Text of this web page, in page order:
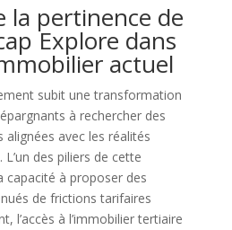
la pertinence de
Explore dans
actuel
subit une transformation
à rechercher des
avec les réalités
des piliers de cette
capacité à proposer des
de frictions tarifaires
l’accès à l’immobilier tertiaire